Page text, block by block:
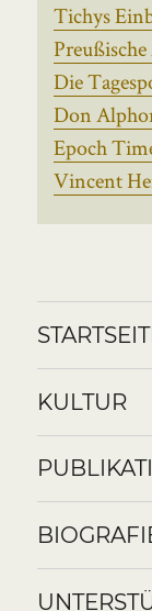
Tichys
Die
Don
Epoch
Vincent
KULTUR